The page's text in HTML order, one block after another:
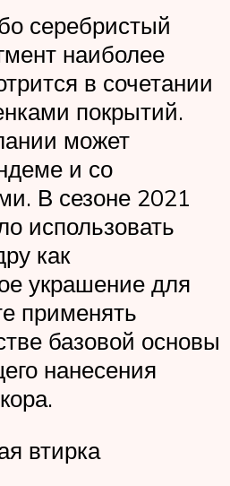
серебристый
наиболее
в сочетании
покрытий.
может
и со
В сезоне 2021
использовать
как
украшение для
применять
базовой основы
нанесения
втирка